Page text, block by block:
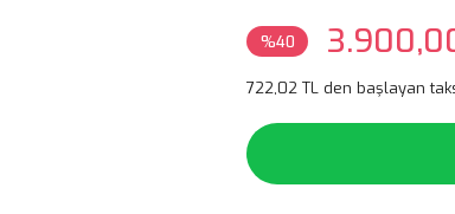
%40
722,02 TL den başlayan